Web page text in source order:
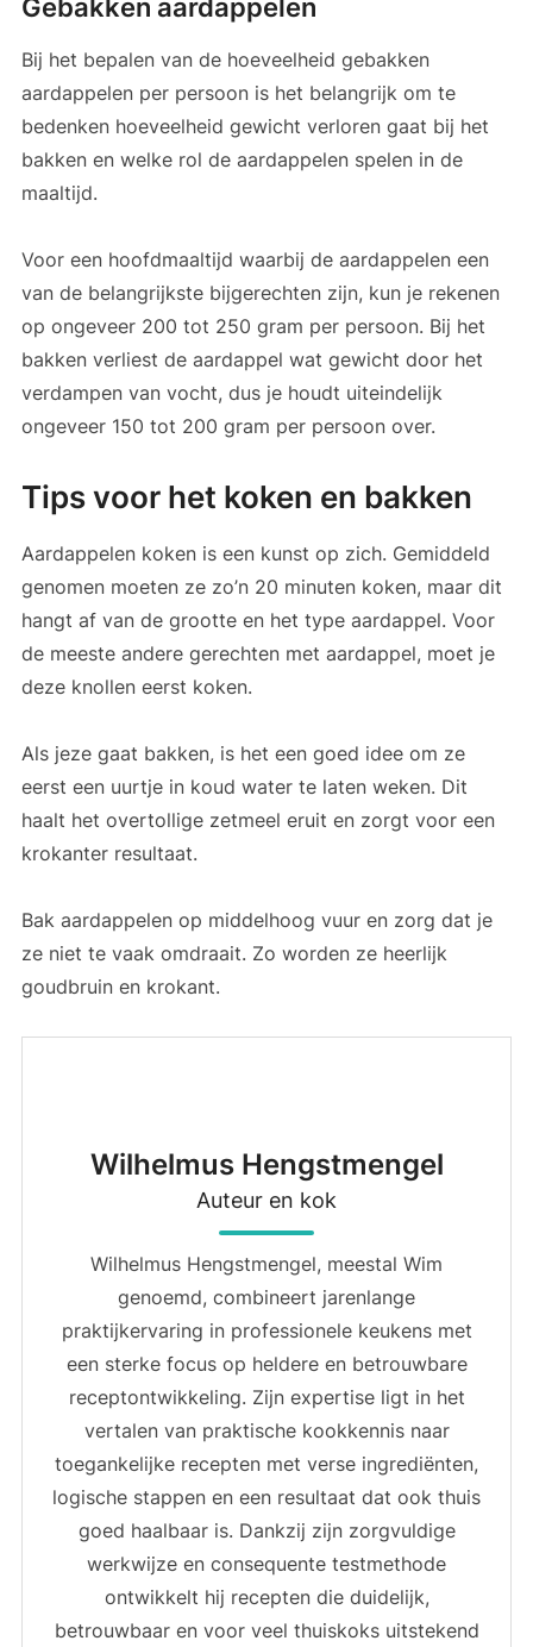
Gebakken aardappelen
Bij het bepalen van de hoeveelheid gebakken
aardappelen per persoon is het belangrijk om te
bedenken hoeveelheid gewicht verloren gaat bij het
bakken en welke rol de aardappelen spelen in de
maaltijd.
Voor een hoofdmaaltijd waarbij de aardappelen een
van de belangrijkste bijgerechten zijn, kun je rekenen
op ongeveer 200 tot 250 gram per persoon. Bij het
bakken verliest de aardappel wat gewicht door het
verdampen van vocht, dus je houdt uiteindelijk
ongeveer 150 tot 200 gram per persoon over.
Tips voor het koken en bakken
Aardappelen koken is een kunst op zich. Gemiddeld
genomen moeten ze zo’n 20 minuten koken, maar dit
hangt af van de grootte en het type aardappel. Voor
de meeste andere gerechten met aardappel, moet je
deze knollen eerst koken.
Als jeze gaat bakken, is het een goed idee om ze
eerst een uurtje in koud water te laten weken. Dit
haalt het overtollige zetmeel eruit en zorgt voor een
krokanter resultaat.
Bak aardappelen op middelhoog vuur en zorg dat je
ze niet te vaak omdraait. Zo worden ze heerlijk
goudbruin en krokant.
Wilhelmus Hengstmengel
Auteur en kok
Wilhelmus Hengstmengel, meestal Wim
genoemd, combineert jarenlange
praktijkervaring in professionele keukens met
een sterke focus op heldere en betrouwbare
receptontwikkeling. Zijn expertise ligt in het
vertalen van praktische kookkennis naar
toegankelijke recepten met verse ingrediënten,
logische stappen en een resultaat dat ook thuis
goed haalbaar is. Dankzij zijn zorgvuldige
werkwijze en consequente testmethode
ontwikkelt hij recepten die duidelijk,
betrouwbaar en voor veel thuiskoks uitstekend